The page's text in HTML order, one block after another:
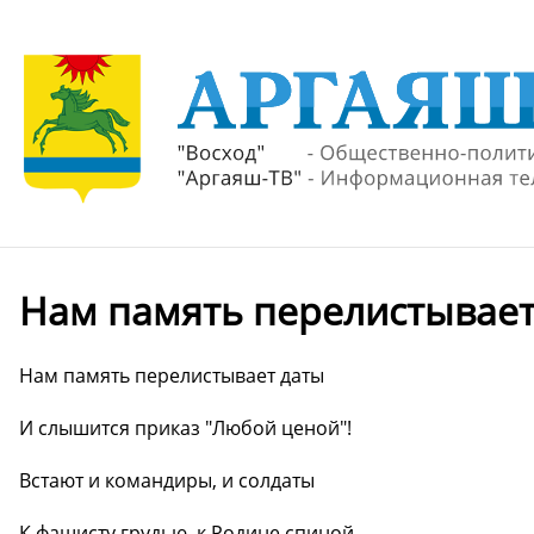
Нам память
Нам память перелистывает даты
И слышится приказ "Любой ценой"!
Встают и командиры, и солдаты